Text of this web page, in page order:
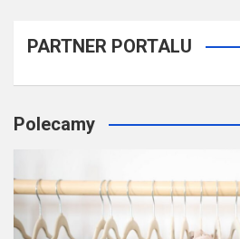
PARTNER PORTALU
Polecamy